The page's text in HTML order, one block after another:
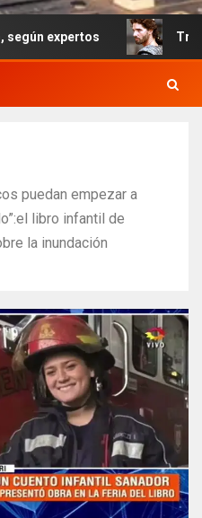
Troya: el error
puedan empezar a
libro infantil de
la inundación​